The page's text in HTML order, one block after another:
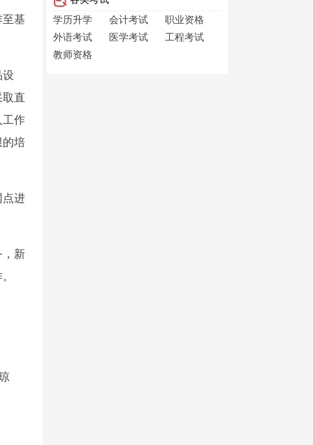
至基
设
直
工作
的培
点进
，新
学历升学
会计考试
职业资格
外语考试
医学考试
工程考试
教师资格